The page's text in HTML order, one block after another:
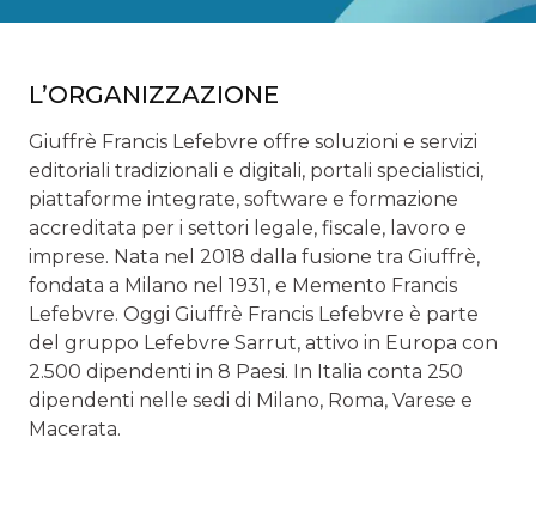
L’ORGANIZZAZIONE
Giuffrè Francis Lefebvre offre soluzioni e servizi
editoriali tradizionali e digitali, portali specialistici,
piattaforme integrate, software e formazione
accreditata per i settori legale, fiscale, lavoro e
imprese. Nata nel 2018 dalla fusione tra Giuffrè,
fondata a Milano nel 1931, e Memento Francis
Lefebvre. Oggi Giuffrè Francis Lefebvre è parte
del gruppo Lefebvre Sarrut, attivo in Europa con
2.500 dipendenti in 8 Paesi. In Italia conta 250
dipendenti nelle sedi di Milano, Roma, Varese e
Macerata.